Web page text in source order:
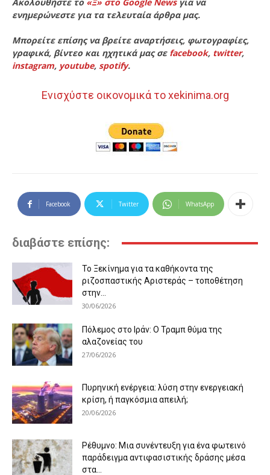
ενημερώνεστε για τα τελευταία άρθρα μας.
Μπορείτε επίσης να βρείτε αναρτήσεις, φωτογραφίες,
γραφικά, βίντεο και ηχητικά μας σε facebook, twitter,
instagram, youtube, spotify.
Ενισχύστε οικονομικά το xekinima.org
Facebook Twitter WhatsApp
διαβάστε επίσης:
Το Ξεκίνημα για τα καθήκοντα της
ριζοσπαστικής Αριστεράς – τοποθέτηση
στην...
30/06/2026
Πόλεμος στο Ιράν: Ο Τραμπ θύμα της
αλαζονείας του
27/06/2026
Πυρηνική ενέργεια: λύση στην ενεργειακή
κρίση, ή παγκόσμια απειλή;
20/06/2026
Ρέθυμνο: Μια συνέντευξη για ένα φωτεινό
παράδειγμα αντιφασιστικής δράσης μέσα
στα...